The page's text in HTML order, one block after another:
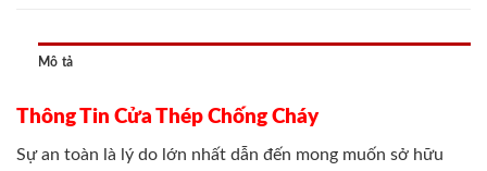
Mô tả
Thông Tin Cửa Thép Chống Cháy
Sự an toàn là lý do lớn nhất dẫn đến mong muốn sở hữu